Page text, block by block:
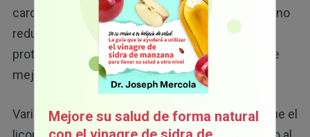
cardiovasculares. Tomar suplementos de licopeno
reduce los marcadores de inflamación como la
proteína C reactiva y la interleucina-6, además de
mejorar la presión arterial y la salud vascular.
Varios estudios en modelos animales revelan que el
Mejore su salud de forma natural